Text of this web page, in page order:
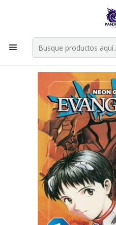
Por compras en cartas singles
Mangas Bunkoban